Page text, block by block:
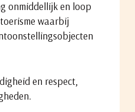
onmiddellijk en loop
waarbij
en respect,